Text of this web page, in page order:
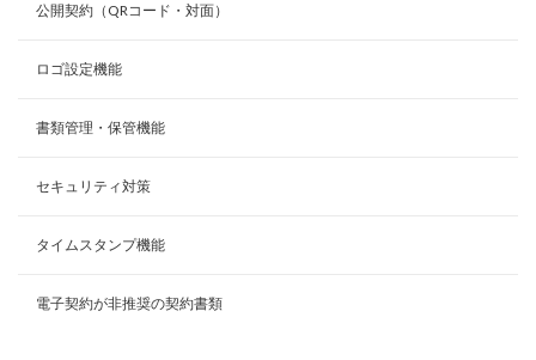
公開契約（QRコード・対面）
ロゴ設定機能
書類管理・保管機能
セキュリティ対策
タイムスタンプ機能
電子契約が非推奨の契約書類